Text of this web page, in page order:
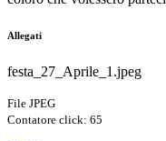
Allegati
festa_27_Aprile_1.jpeg
File JPEG
Contatore click: 65